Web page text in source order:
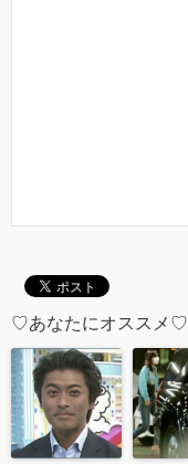
♡あなたにオススメ♡